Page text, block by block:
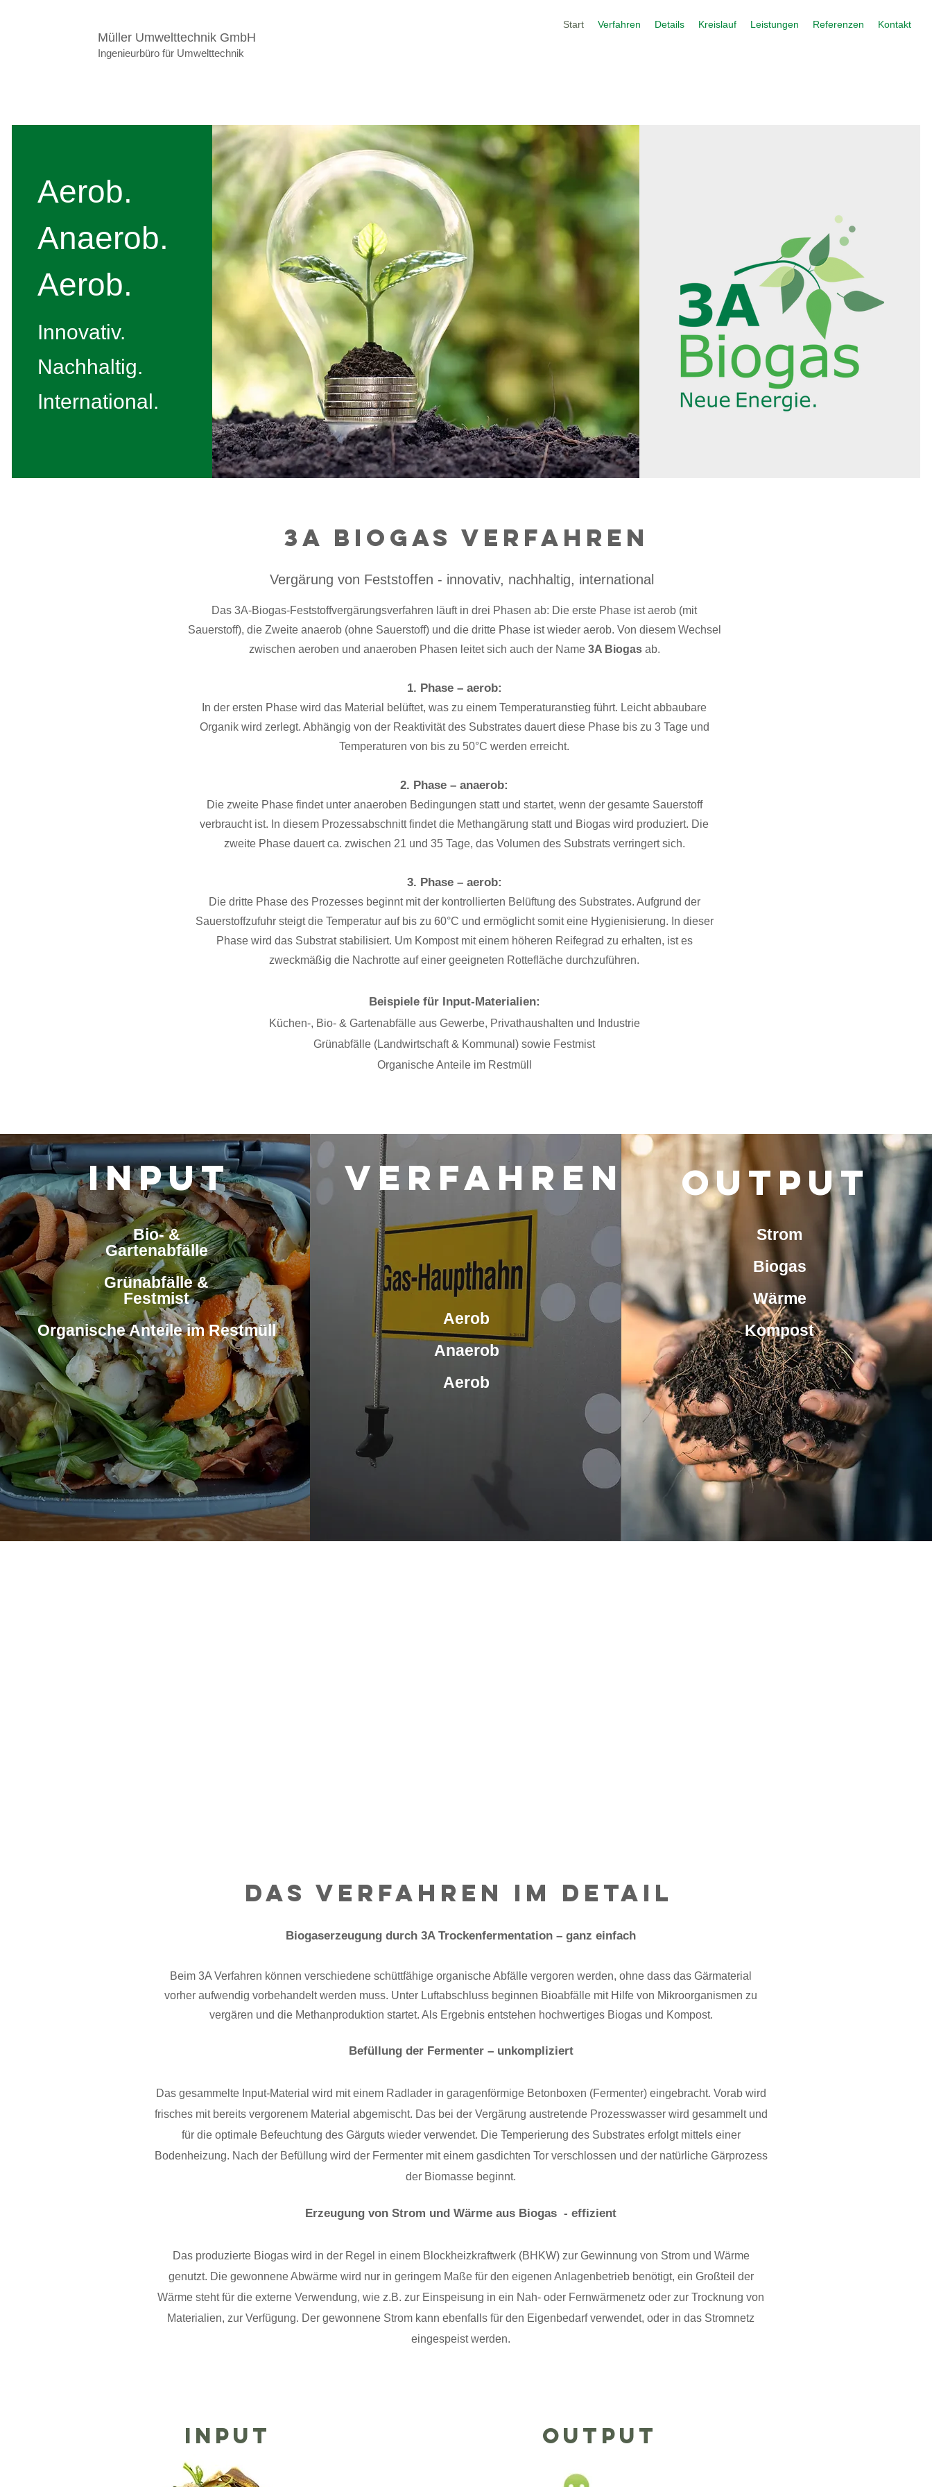
Start Verfahren Details Kreislauf Leistungen Referenzen Kontakt
Müller Umwelttechnik GmbH
Ingenieurbüro für Umwelttechnik
Aerob.
Anaerob.
Aerob.
Innovativ.
Nachhaltig.
International.
3A Biogas Verfahren
Vergärung von Feststoffen - innovativ, nachhaltig, international
Das 3A-Biogas-Feststoffvergärungsverfahren läuft in drei Phasen ab: Die erste Phase ist aerob (mit
Sauerstoff), die Zweite anaerob (ohne Sauerstoff) und die dritte Phase ist wieder aerob. Von diesem Wechsel
zwischen aeroben und anaeroben Phasen leitet sich auch der Name 3A Biogasab.
1. Phase – aerob:
In der ersten Phase wird das Material belüftet, was zu einem Temperaturanstieg führt. Leicht abbaubare
Organik wird zerlegt. Abhängig von der Reaktivität des Substrates dauert diese Phase bis zu 3 Tage und
Temperaturen von bis zu 50°C werden erreicht.
2. Phase – anaerob:
Die zweite Phase findet unter anaeroben Bedingungen statt und startet, wenn der gesamte Sauerstoff
verbraucht ist. In diesem Prozessabschnitt findet die Methangärung statt und Biogas wird produziert. Die
zweite Phase dauert ca. zwischen 21 und 35 Tage, das Volumen des Substrats verringert sich.
3. Phase – aerob:
Die dritte Phase des Prozesses beginnt mit der kontrollierten Belüftung des Substrates. Aufgrund der
Sauerstoffzufuhr steigt die Temperatur auf bis zu 60°C und ermöglicht somit eine Hygienisierung. In dieser
Phase wird das Substrat stabilisiert. Um Kompost mit einem höheren Reifegrad zu erhalten, ist es
zweckmäßig die Nachrotte auf einer geeigneten Rottefläche durchzuführen.
Beispiele für Input-Materialien:
Küchen-, Bio- & Gartenabfälle aus Gewerbe, Privathaushalten und Industrie
​Grünabfälle (Landwirtschaft & Kommunal) sowie Festmist
​Organische Anteile im Restmüll
INPUT
Bio- &
Gartenabfälle
Grünabfälle &
Festmist
Organische Anteile im Restmüll
Verfahren
Aerob
Anaerob
Aerob
OUTPUT
Strom
Biogas
Wärme
Kompost
Das Verfahren im Detail
Biogaserzeugung durch 3A Trockenfermentation – ganz einfach
Beim 3A Verfahren können verschiedene schüttfähige organische Abfälle vergoren werden, ohne dass das Gärmaterial
vorher aufwendig vorbehandelt werden muss. Unter Luftabschluss beginnen Bioabfälle mit Hilfe von Mikroorganismen zu
vergären und die Methanproduktion startet. Als Ergebnis entstehen hochwertiges Biogas und Kompost.
Befüllung der Fermenter – unkompliziert
Das gesammelte Input-Material wird mit einem Radlader in garagenförmige Betonboxen (Fermenter) eingebracht. Vorab wird
frisches mit bereits vergorenem Material abgemischt. Das bei der Vergärung austretende Prozesswasser wird gesammelt und
für die optimale Befeuchtung des Gärguts wieder verwendet. Die Temperierung des Substrates erfolgt mittels einer
Bodenheizung. Nach der Befüllung wird der Fermenter mit einem gasdichten Tor verschlossen und der natürliche Gärprozess
der Biomasse beginnt.
Erzeugung von Strom und Wärme aus Biogas - effizient
Das produzierte Biogas wird in der Regel in einem Blockheizkraftwerk (BHKW) zur Gewinnung von Strom und Wärme
genutzt. Die gewonnene Abwärme wird nur in geringem Maße für den eigenen Anlagenbetrieb benötigt, ein Großteil der
Wärme steht für die externe Verwendung, wie z.B. zur Einspeisung in ein Nah- oder Fernwärmenetz oder zur Trocknung von
Materialien, zur Verfügung. Der gewonnene Strom kann ebenfalls für den Eigenbedarf verwendet, oder in das Stromnetz
eingespeist werden.
INPUT OUTPUT